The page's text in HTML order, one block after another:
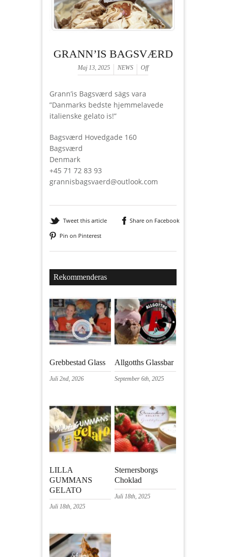
GRANN’IS BAGSVÆRD
Maj 13, 2025 NEWS Off
Grann’is Bagsværd sägs vara
”Danmarks bedste hjemmelavede
italienske gelato is!”
Bagsværd Hovedgade 160
Bagsværd
Denmark
+45 71 72 83 93
grannisbagsvaerd@outlook.com
Tweet this article
Share on Facebook
Pin on Pinterest
Rekommenderas
Grebbestad Glass
Juli 2nd, 2026
Allgotths Glassbar
September 6th, 2025
LILLA
GUMMANS
GELATO
Juli 18th, 2025
Sternersborgs
Choklad
Juli 18th, 2025